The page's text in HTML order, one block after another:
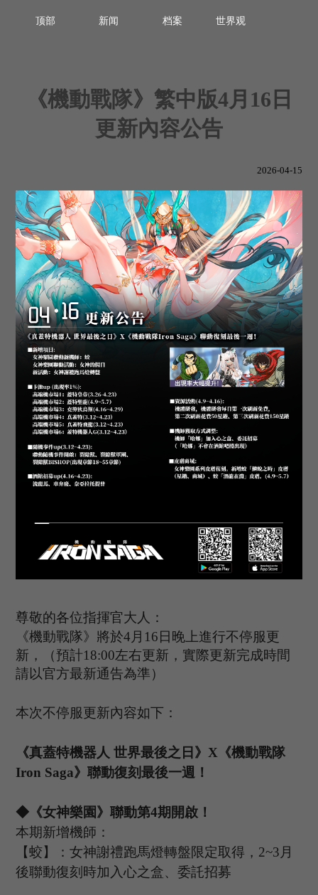
顶部 新闻 档案 世界观
《機動戰隊》繁中版4月16日
更新內容公告
2026-04-15
尊敬的各位指揮官大人：
《機動戰隊》將於4月 16 日晚上進行不停服更
新，（預計18:00左右更新，實際更新完成時間
請以官方最新通告為準）
本次不停服更新內容如下：
《真蓋特機器人 世界最後之日》X《機動戰隊
Iron Saga》聯動復刻最後一週 ！
◆《女神樂園》聯動第4期開啟！
本期新增機師：
【蛟】：女神謝禮跑馬燈轉盤限定取得， 2~3月
後聯動復刻時加入心之盒、委託招募